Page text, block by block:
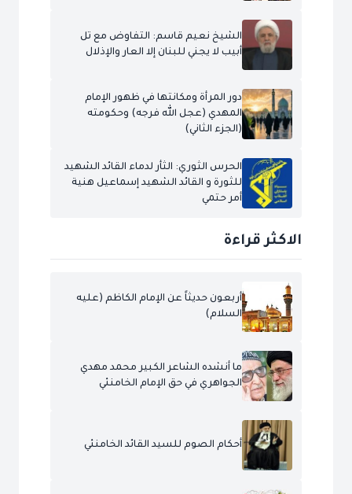
الشيخ نعيم قاسم: التفاوض مع تل
أبيب لا يجني للبنان إلا العار والإذلال
دور المرأة ومكانتها في ظهور الإمام
المهدي (عجل الله فرجه) وحكومته
(الجزء الثاني)
الحرس الثوري: الثأر لدماء القائد الشهيد
للثورة و القائد الشهيد إسماعيل هنية
أمر حتمي
الاكثر قراءة
أربعون حديثاً عن الإمام الكاظم (عليه
السلام)
ما أنشده الشاعر الكبير محمد مهدي
الجواهري في حق الإمام الخامنئي
أحكام الصوم للسيد القائد الخامنئي